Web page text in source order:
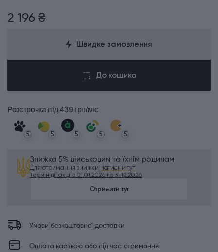
2 196 ₴
Швидке замовлення
До кошика
Розстрочка від 439 грн/міс
5 5 5 5 5
Знижка 5% військовим та їхнім родинам
Для отримання знижки натисни тут
Термін дії акції з 01.01.2026 по 31.12.2026
Отримати тут
Умови безкоштовної доставки
Оплата карткою або під час отримання